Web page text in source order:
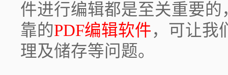
件进行编辑都是至关重要
靠的PDF编辑软件，可让我
理及储存等问题。